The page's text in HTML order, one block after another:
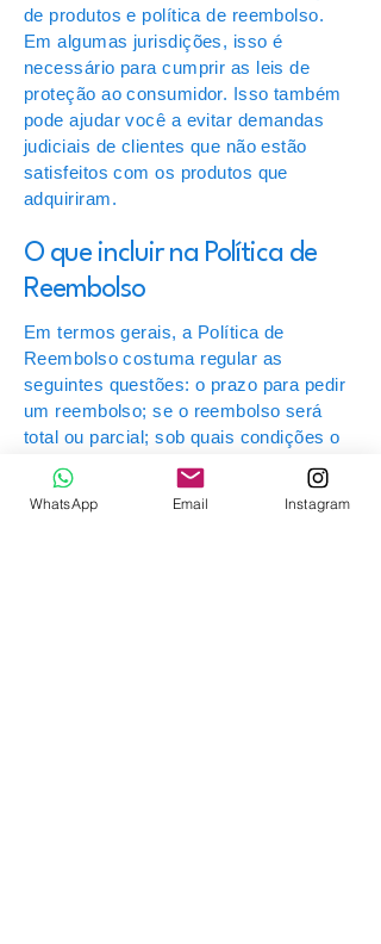
de produtos e política de reembolso.
Em algumas jurisdições, isso é
necessário para cumprir as leis de
proteção ao consumidor. Isso também
pode ajudar você a evitar demandas
judiciais de clientes que não estão
satisfeitos com os produtos que
adquiriram.
O que incluir na Política de
Reembolso
Em termos gerais, a Política de
Reembolso costuma regular as
seguintes questões: o prazo para pedir
um reembolso; se o reembolso será
total ou parcial; sob quais condições o
cliente será reembolsado; e muito mais.
WhatsApp Email Instagram